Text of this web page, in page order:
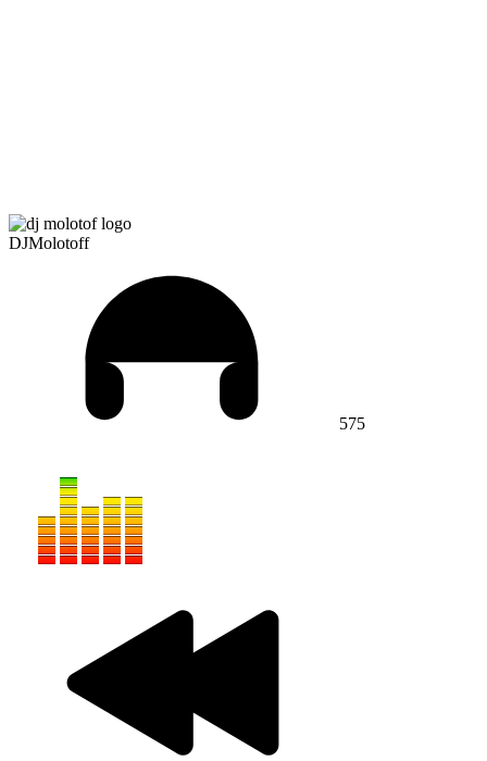
DJMolotoff
575